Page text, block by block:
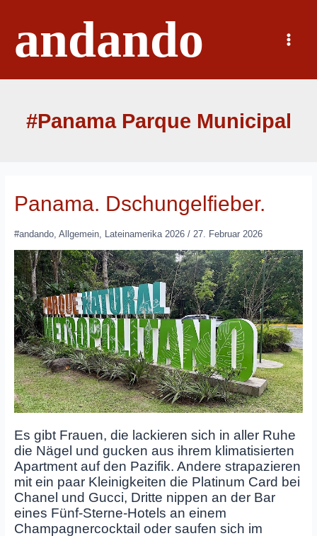
springenandando
Main
Menu
#Panama Parque Municipal
Panama. Dschungelfieber.
#andando, Allgemein, Lateinamerika 2026/ 27. Februar 2026
Es gibt Frauen, die lackieren sich in aller Ruhe
die Nägel und gucken aus ihrem klimatisierten
Apartment auf den Pazifik. Andere strapazieren
mit ein paar Kleinigkeiten die Platinum Card bei
Chanel und Gucci, Dritte nippen an der Bar
eines Fünf-Sterne-Hotels an einem
Champagnercocktail oder saufen sich im